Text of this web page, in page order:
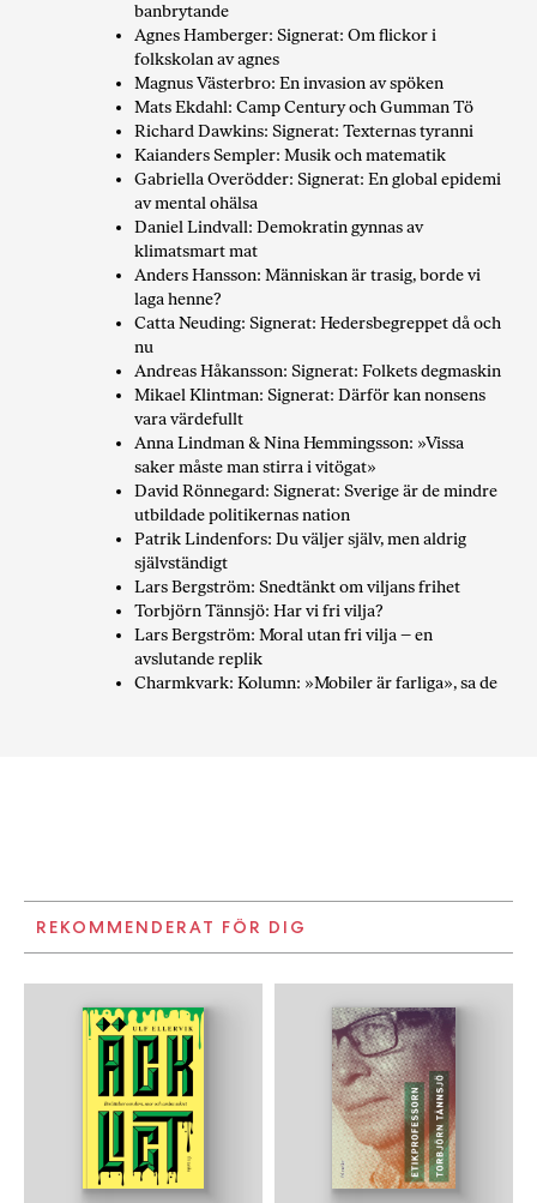
banbrytande
Agnes Hamberger: Signerat: Om flickor i
folkskolan av agnes
Magnus Västerbro: En invasion av spöken
Mats Ekdahl: Camp Century och Gumman Tö
Richard Dawkins: Signerat: Texternas tyranni
Kaianders Sempler: Musik och matematik
Gabriella Overödder: Signerat: En global epidemi
av mental ohälsa
Daniel Lindvall: Demokratin gynnas av
klimatsmart mat
Anders Hansson: Människan är trasig, borde vi
laga henne?
Catta Neuding: Signerat: Hedersbegreppet då och
nu
Andreas Håkansson: Signerat: Folkets degmaskin
Mikael Klintman: Signerat: Därför kan nonsens
vara värdefullt
Anna Lindman & Nina Hemmingsson: »Vissa
saker måste man stirra i vitögat»
David Rönnegard: Signerat: Sverige är de mindre
utbildade politikernas nation
Patrik Lindenfors: Du väljer själv, men aldrig
självständigt
Lars Bergström: Snedtänkt om viljans frihet
Torbjörn Tännsjö: Har vi fri vilja?
Lars Bergström: Moral utan fri vilja – en
avslutande replik
Charmkvark: Kolumn: »Mobiler är farliga», sa de
REKOMMENDERAT FÖR DIG